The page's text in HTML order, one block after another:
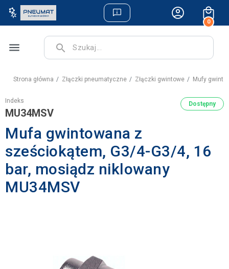
0
menu search
Strona główna Złączki pneumatyczne Złączki gwintowe Mufy
Indeks
MU34MSV
Dostępny
Mufa gwintowana z
sześciokątem, G3/4-G3/4, 16
bar, mosiądz niklowany
MU34MSV